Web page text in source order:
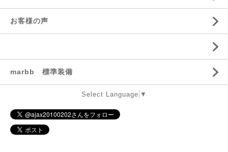
お客様の声
marbb 標準装備
Select Language ▼